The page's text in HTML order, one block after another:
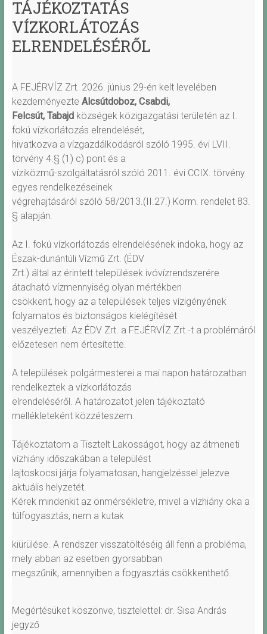
TÁJÉKOZTATÁS
VÍZKORLÁTOZÁS
ELRENDELÉSÉRŐL
A FEJÉRVÍZ Zrt. 2026. június 29-én kelt levelében
kezdeményezte Alcsútdoboz, Csabdi,
Felcsút, Tabajdközségek közigazgatási területén az I.
fokú vízkorlátozás elrendelését,
hivatkozva a vízgazdálkodásról szóló 1995. évi LVII.
törvény 4.§ (1) c) pont és a
víziközmű-szolgáltatásról szóló 2011. évi CCIX. törvény
egyes rendelkezéseinek
végrehajtásáról szóló 58/2013.(II.27.) Korm. rendelet 83.
§ alapján.
Az I. fokú vízkorlátozás elrendelésének indoka, hogy az
Észak-dunántúli Vízmű Zrt. (ÉDV
Zrt.) által az érintett települések ivóvízrendszerére
átadható vízmennyiség olyan mértékben
csökkent, hogy az a települések teljes vízigényének
folyamatos és biztonságos kielégítését
veszélyezteti. Az ÉDV Zrt. a FEJÉRVÍZ Zrt.-t a problémáról
előzetesen nem értesítette.
A települések polgármesterei a mai napon határozatban
rendelkeztek a vízkorlátozás
elrendeléséről. A határozatot jelen tájékoztató
mellékleteként közzéteszem.
Tájékoztatom a Tisztelt Lakosságot, hogy az átmeneti
vízhiány időszakában a települést
lajtoskocsi járja folyamatosan, hangjelzéssel jelezve
aktuális helyzetét.
Kérek mindenkit az önmérsékletre, mivel a vízhiány oka a
túlfogyasztás, nem a kutak
kiürülése. A rendszer visszatöltéséig áll fenn a probléma,
mely abban az esetben gyorsabban
megszűnik, amennyiben a fogyasztás csökkenthető.
Megértésüket köszönve, tisztelettel: dr. Sisa András
jegyző